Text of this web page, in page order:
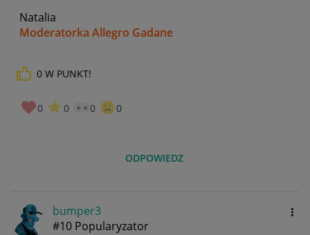
Natalia
Moderatorka Allegro Gadane
0 W PUNKT!
0 0 0 0
ODPOWIEDZ
bumper3
#10 Popularyzator